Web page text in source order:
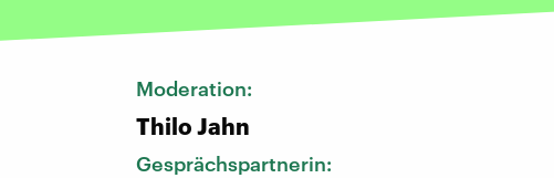
Moderation:
Thilo Jahn
Gesprächspartnerin: